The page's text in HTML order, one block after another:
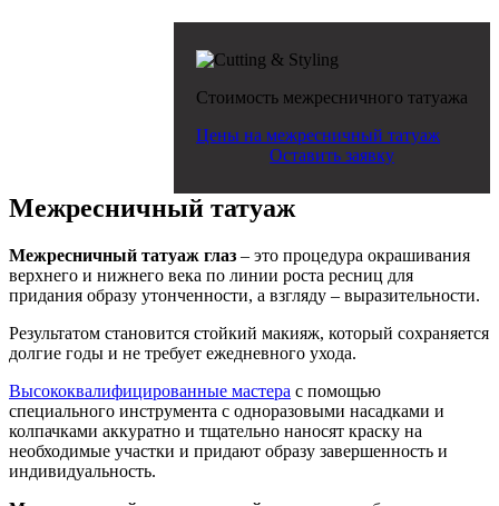
Стоимость межресничного татуажа
Цены на межресничный татуаж
Оставить заявку
Межресничный татуаж
Межресничный татуаж глаз – это процедура окрашивания
верхнего и нижнего века по линии роста ресниц для
придания образу утонченности, а взгляду – выразительности.
Результатом становится стойкий макияж, который сохраняется
долгие годы и не требует ежедневного ухода.
Высококвалифицированные мастера с помощью
специального инструмента с одноразовыми насадками и
колпачками аккуратно и тщательно наносят краску на
необходимые участки и придают образу завершенность и
индивидуальность.